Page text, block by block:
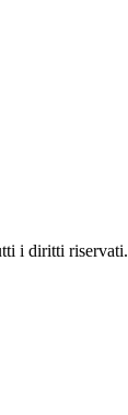
i diritti riservati.